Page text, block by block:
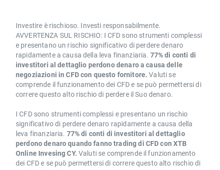
Investire è rischioso. Investi responsabilmente.
AVVERTENZA SUL RISCHIO: I CFD sono strumenti complessi
e presentano un rischio significativo di perdere denaro
rapidamente a causa della leva finanziaria. 77% di conti di
investitori al dettaglio perdono denaro a causa delle
negoziazioni in CFD con questo fornitore. Valuti se
comprende il funzionamento dei CFD e se può permettersi di
correre questo alto rischio di perdere il Suo denaro.
I CFD sono strumenti complessi e presentano un rischio
significativo di perdere denaro rapidamente a causa della
leva finanziaria. 77% di conti di investitori al dettaglio
perdono denaro quando fanno trading di CFD con XTB
Online Invesing CY. Valuti se comprende il funzionamento
dei CFD e se può permettersi di correre questo alto rischio di